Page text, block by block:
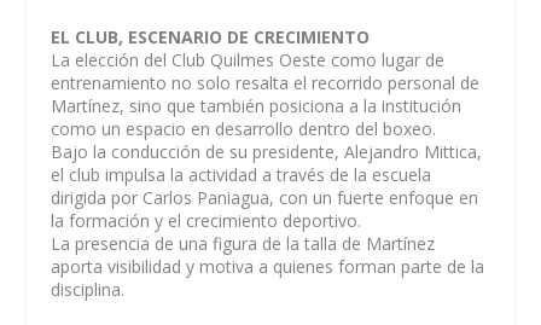
EL CLUB, ESCENARIO DE CRECIMIENTO
La elección del Club Quilmes Oeste como lugar de
entrenamiento no solo resalta el recorrido personal de
Martínez, sino que también posiciona a la institución
como un espacio en desarrollo dentro del boxeo.
Bajo la conducción de su presidente, Alejandro Mittica,
el club impulsa la actividad a través de la escuela
dirigida por Carlos Paniagua, con un fuerte enfoque en
la formación y el crecimiento deportivo.
La presencia de una figura de la talla de Martínez
aporta visibilidad y motiva a quienes forman parte de la
disciplina.